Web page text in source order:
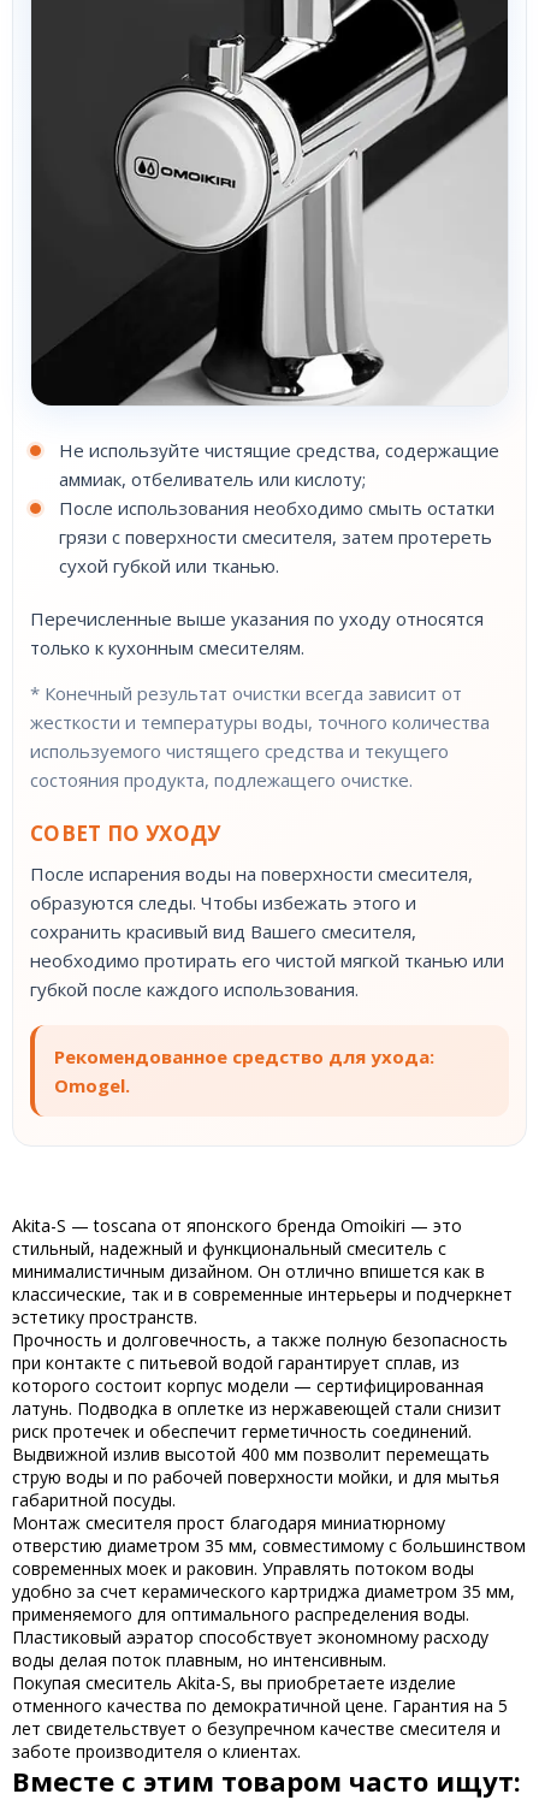
Не используйте чистящие средства, содержащие
аммиак, отбеливатель или кислоту;
После использования необходимо смыть остатки
грязи с поверхности смесителя, затем протереть
сухой губкой или тканью.
Перечисленные выше указания по уходу относятся
только к кухонным смесителям.
* Конечный результат очистки всегда зависит от
жесткости и температуры воды, точного количества
используемого чистящего средства и текущего
состояния продукта, подлежащего очистке.
СОВЕТ ПО УХОДУ
После испарения воды на поверхности смесителя,
образуются следы. Чтобы избежать этого и
сохранить красивый вид Вашего смесителя,
необходимо протирать его чистой мягкой тканью или
губкой после каждого использования.
Рекомендованное средство для ухода:
Omogel.
Akita-S — toscana от японского бренда Omoikiri — это
стильный, надежный и функциональный смеситель с
минималистичным дизайном. Он отлично впишется как в
классические, так и в современные интерьеры и подчеркнет
эстетику пространств.
Прочность и долговечность, а также полную безопасность
при контакте с питьевой водой гарантирует сплав, из
которого состоит корпус модели — сертифицированная
латунь. Подводка в оплетке из нержавеющей стали снизит
риск протечек и обеспечит герметичность соединений.
Выдвижной излив высотой 400 мм позволит перемещать
струю воды и по рабочей поверхности мойки, и для мытья
габаритной посуды.
Монтаж смесителя прост благодаря миниатюрному
отверстию диаметром 35 мм, совместимому с большинством
современных моек и раковин. Управлять потоком воды
удобно за счет керамического картриджа диаметром 35 мм,
применяемого для оптимального распределения воды.
Пластиковый аэратор способствует экономному расходу
воды делая поток плавным, но интенсивным.
Покупая смеситель Akita-S, вы приобретаете изделие
отменного качества по демократичной цене. Гарантия на 5
лет свидетельствует о безупречном качестве смесителя и
заботе производителя о клиентах.
Вместе с этим товаром часто ищут: